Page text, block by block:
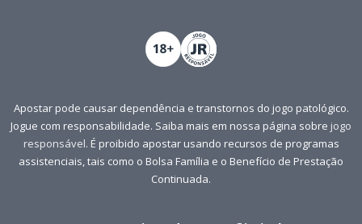
Apostar pode causar dependência e transtornos do jogo patológico.
Jogue com responsabilidade. Saiba mais em nossa página sobre jogo
responsável. É proibido apostar usando recursos de programas
assistenciais, tais como o Bolsa Família e o Benefício de Prestação
Continuada.